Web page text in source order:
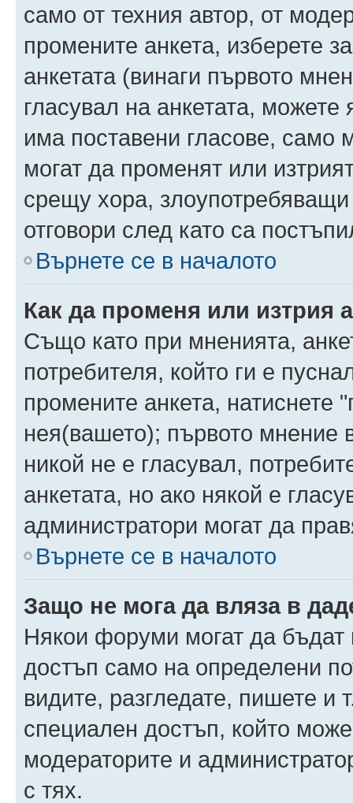
само от техния автор, от
промените анкета, изберете
анкетата (винаги първото
гласувал на анкетата,
има поставени гласове, само
могат да променят или
срещу хора,
отговори след като са
Върнете се в началото
Как да променя или изтрия
Също като при мненията,
потребителя, който ги е
промените анкета, натиснете
нея(вашето); първото мнение
никой не е гласувал,
анкетата, но ако някой е
администратори могат да
Върнете се в началото
Защо не мога да вляза в
Някои форуми могат да бъдат
достъп само на определени
видите, разгледате, пишете
специален достъп, който
модераторите и
с тях.